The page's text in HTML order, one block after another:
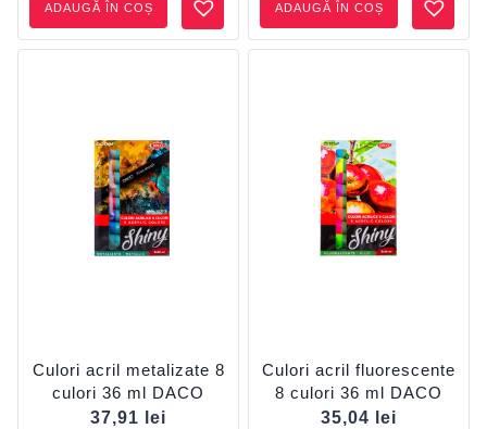
ADAUGĂ ÎN COȘ ADAUGĂ ÎN COȘ
Culori acril metalizate 8
culori 36 ml DACO
37,91
lei
Culori acril fluorescente
8 culori 36 ml DACO
35,04
lei